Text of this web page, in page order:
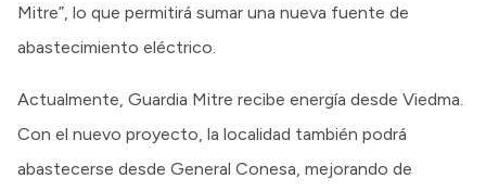
Mitre”, lo que permitirá sumar una nueva fuente de
abastecimiento eléctrico.
Actualmente, Guardia Mitre recibe energía desde Viedma.
Con el nuevo proyecto, la localidad también podrá
abastecerse desde General Conesa, mejorando de